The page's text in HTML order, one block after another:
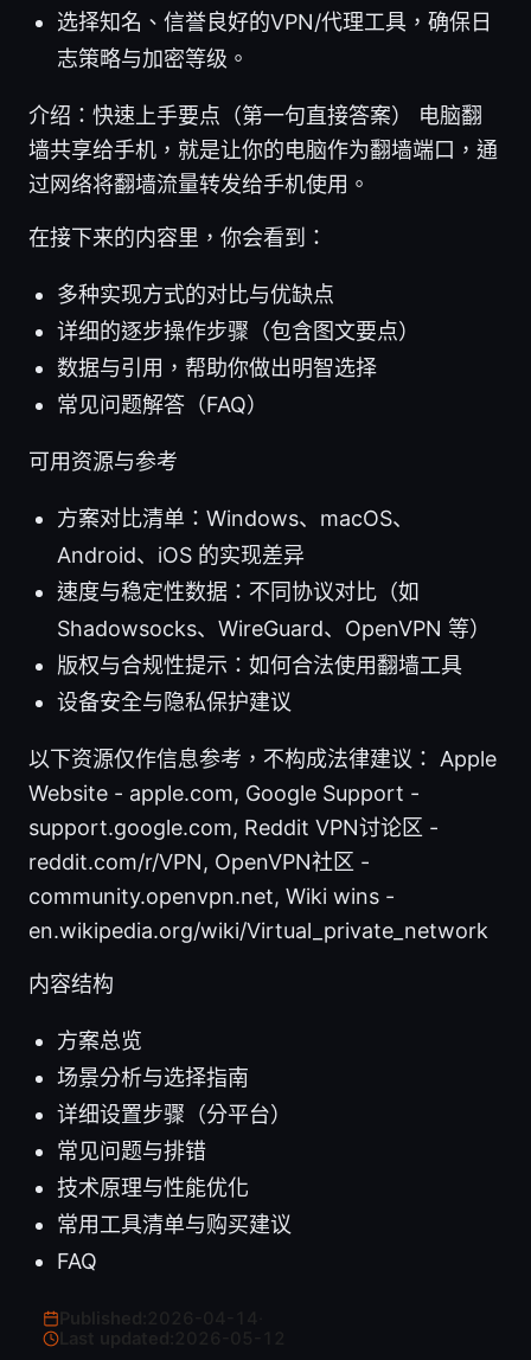
选择知名、信誉良好的VPN/代理工具，确保日
志策略与加密等级。
介绍：快速上手要点（第一句直接答案） 电脑翻
墙共享给手机，就是让你的电脑作为翻墙端口，通
过网络将翻墙流量转发给手机使用。
在接下来的内容里，你会看到：
多种实现方式的对比与优缺点
详细的逐步操作步骤（包含图文要点）
数据与引用，帮助你做出明智选择
常见问题解答（FAQ）
可用资源与参考
方案对比清单：Windows、macOS、
Android、iOS 的实现差异
速度与稳定性数据：不同协议对比（如
Shadowsocks、WireGuard、OpenVPN 等）
版权与合规性提示：如何合法使用翻墙工具
设备安全与隐私保护建议
以下资源仅作信息参考，不构成法律建议： Apple
Website - apple.com, Google Support -
support.google.com, Reddit VPN讨论区 -
reddit.com/r/VPN, OpenVPN社区 -
community.openvpn.net, Wiki wins -
en.wikipedia.org/wiki/Virtual_private_network
内容结构
方案总览
场景分析与选择指南
详细设置步骤（分平台）
常见问题与排错
技术原理与性能优化
常用工具清单与购买建议
FAQ
Last updated: